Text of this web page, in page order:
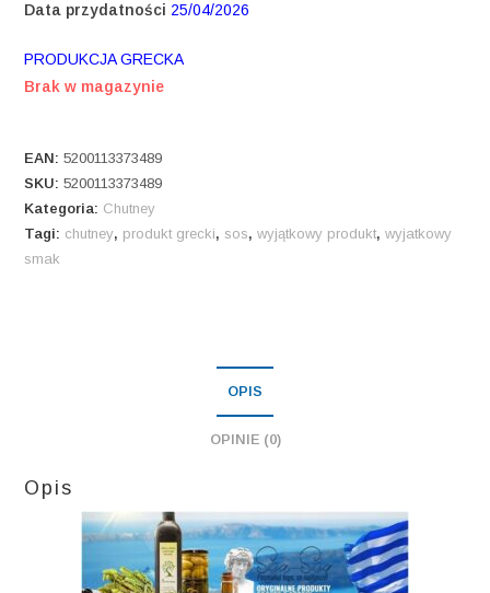
Data przydatności 25/04/2026
PRODUKCJA GRECKA
Brak w magazynie
EAN:5200113373489
SKU:5200113373489
Kategoria: Chutney
Tagi: chutney, produkt grecki, sos,wyjątkowy produkt,wyjatkowy
smak
OPIS
OPINIE (0)
Opis